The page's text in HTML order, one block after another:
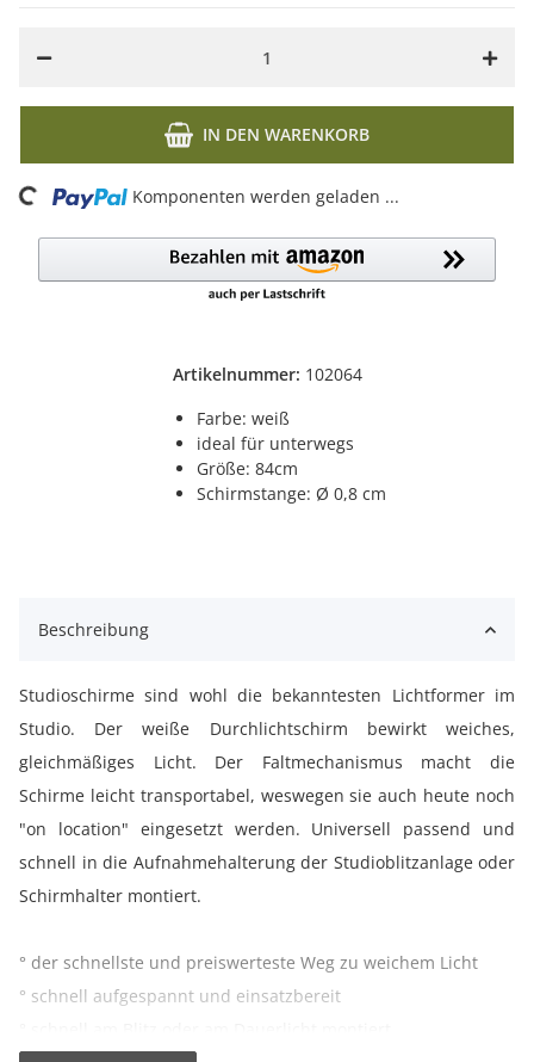
Artikelnummer: 102064
Farbe: weiß
ideal für unterwegs
Größe: 84cm
Schirmstange: Ø 0,8 cm
IN DEN WARENKORB
Loading... Komponenten werden geladen ...
Beschreibung
Studioschirme sind wohl die bekanntesten Lichtformer im
Studio. Der weiße Durchlichtschirm bewirkt weiches,
gleichmäßiges Licht. Der Faltmechanismus macht die
Schirme leicht transportabel, weswegen sie auch heute noch
"on location" eingesetzt werden. Universell passend und
schnell in die Aufnahmehalterung der Studioblitzanlage oder
Schirmhalter montiert.
° der schnellste und preiswerteste Weg zu weichem Licht
° schnell aufgespannt und einsatzbereit